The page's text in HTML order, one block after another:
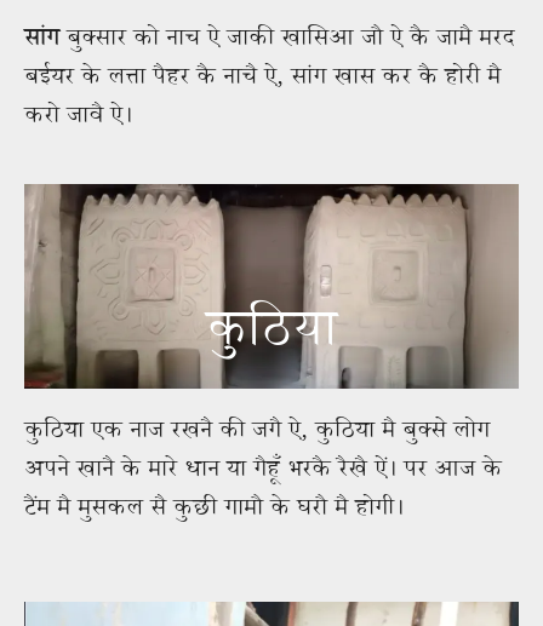
सांगबुक्सार को नाच ऐ जाकी खासिआ जौ ऐ कै जामै मरद
बईयर के लत्ता पैहर कै नाचै ऐ, सांग खास कर कै होरी मै
करो जावै ऐ।
कुठिया
कुठिया एक नाज रखनै की जगै ऐ, कुठिया मै बुक्से लोग
अपने खानै के मारे धान या गैहूँ भरकै रैखै ऐं। पर आज के
टैंम मै मुसकल सै कुछी गामौ के घरौ मै होगी।